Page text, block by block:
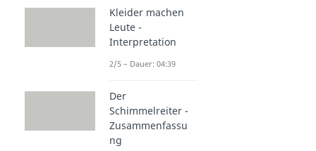
Kleider machen
Leute -
Interpretation
2/5 – Dauer: 04:39
Der
Schimmelreiter -
Zusammenfassu
ng